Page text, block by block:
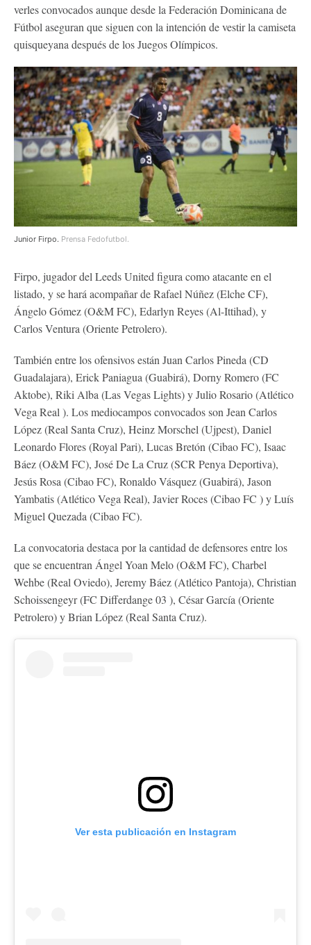
verles convocados aunque desde la Federación Dominicana de
Fútbol aseguran que siguen con la intención de vestir la camiseta
quisqueyana después de los Juegos Olímpicos.
Junior Firpo. Prensa Fedofutbol.
Firpo, jugador del Leeds United figura como atacante en el
listado, y se hará acompañar de Rafael Núñez (Elche CF),
Ángelo Gómez (O&M FC), Edarlyn Reyes (Al-Ittihad), y
Carlos Ventura (Oriente Petrolero).
También entre los ofensivos están Juan Carlos Pineda (CD
Guadalajara), Erick Paniagua (Guabirá), Dorny Romero (FC
Aktobe), Riki Alba (Las Vegas Lights) y Julio Rosario (Atlético
Vega Real ). Los mediocampos convocados son Jean Carlos
López (Real Santa Cruz), Heinz Morschel (Ujpest), Daniel
Leonardo Flores (Royal Pari), Lucas Bretón (Cibao FC), Isaac
Báez (O&M FC), José De La Cruz (SCR Penya Deportiva),
Jesús Rosa (Cibao FC), Ronaldo Vásquez (Guabirá), Jason
Yambatis (Atlético Vega Real), Javier Roces (Cibao FC ) y Luís
Miguel Quezada (Cibao FC).
La convocatoria destaca por la cantidad de defensores entre los
que se encuentran Ángel Yoan Melo (O&M FC), Charbel
Wehbe (Real Oviedo), Jeremy Báez (Atlético Pantoja), Christian
Schoissengeyr (FC Differdange 03 ), César García (Oriente
Petrolero) y Brian López (Real Santa Cruz).
Ver esta publicación en Instagram